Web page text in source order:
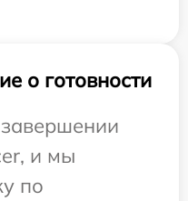
о готовности
и мы
по